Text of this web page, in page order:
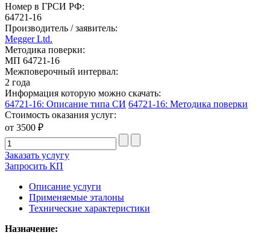
Номер в ГРСИ РФ:
64721-16
Производитель / заявитель:
Megger Ltd.
Методика поверки:
МП 64721-16
Межповерочный интервал:
2 года
Информация которую можно скачать:
64721-16: Описание типа СИ 64721-16: Методика поверки
Стоимость оказания услуг:
от 3500 ₽
Заказать услугу
Запросить КП
Описание услуги
Применяемые эталоны
Технические характеристики
Назначение: